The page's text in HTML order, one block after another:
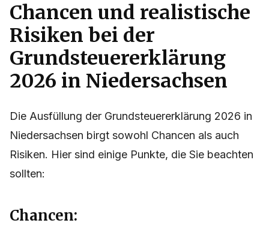
Chancen und realistische
Risiken bei der
Grundsteuererklärung
2026 in Niedersachsen
Die Ausfüllung der Grundsteuererklärung 2026 in
Niedersachsen birgt sowohl Chancen als auch
Risiken. Hier sind einige Punkte, die Sie beachten
sollten:
Chancen: